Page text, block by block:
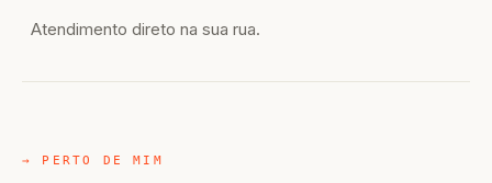
Atendimento direto na sua rua.
→ PERTO DE MIM